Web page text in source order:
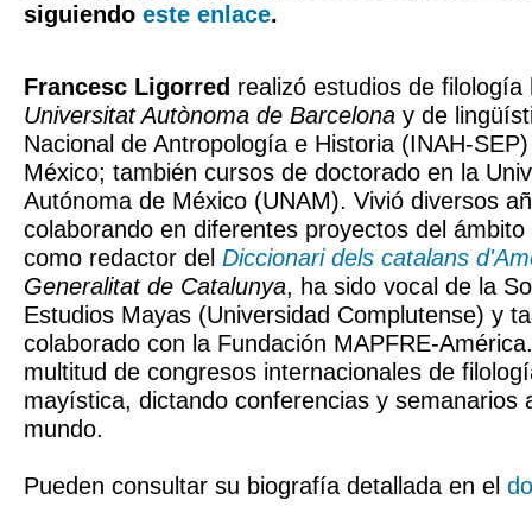
siguiendo este enlace.
Francesc Ligorred realizó estudios de filología
Universitat Autònoma de Barcelona y de
Nacional de Antropología e Historia (INAH-
México; también cursos de doctorado en la
Autónoma de México (UNAM). Vivió diversos
colaborando en diferentes proyectos del
como redactor del Diccionari dels catalans
Generalitat de Catalunya, ha sido vocal de la
Estudios Mayas (Universidad Complutense) y
colaborado con la Fundación MAPFRE-
multitud de congresos internacionales de
mayística, dictando conferencias y semanarios
mundo.
Pueden consultar su biografía detallada en el